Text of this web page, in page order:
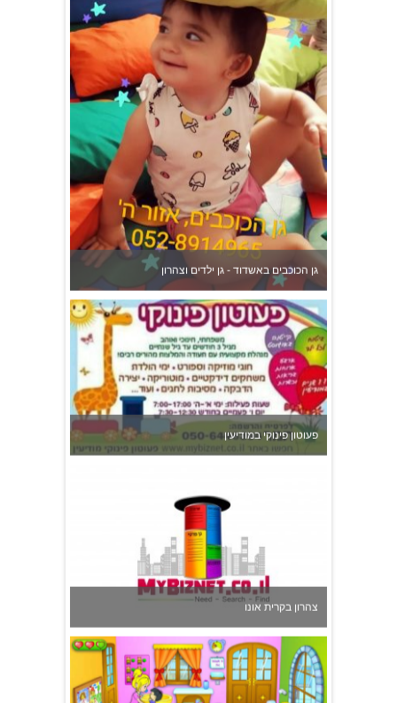
גן הכוכבים באשדוד - גן ילדים וצהרון
פעוטון פינוקי במודיעין